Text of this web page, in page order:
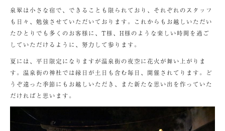
泉翠は小さな宿で、できることも限られており、それぞれのスタッフ
も日々、勉強させていただいております。これからもお越しいただい
たひとりでも多くのお客様に、T様、H様のような楽しい時間を過ご
していただけるように、努力して参ります。
夏には、平日限定になりますが温泉街の夜空に花火が舞い上がりま
す。温泉街の神社では縁日が土日も含む毎日、開催されてります。ど
うぞ違った季節にもお越しいただき、また新たな思い出を作っていた
だければと思います。